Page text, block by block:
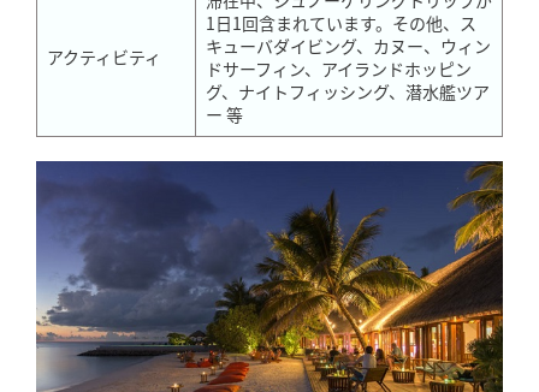
アクティビティ
1日1回含まれています。その他、ス
キューバダイビング、カヌー、ウィン
ドサーフィン、アイランドホッピン
グ、ナイトフィッシング、潜水艦ツア
ー 等